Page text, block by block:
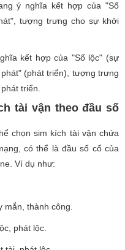
ý nghĩa kết hợp của "Số
tượng trưng cho sự khởi
kết hợp của "Số lộc" (sự
(phát triển), tượng trưng
triển.
tài vận theo đầu số
chọn sim kích tài vận chứa
có thể là đầu số cổ của
Ví dụ như:
thành công.
phát lộc.